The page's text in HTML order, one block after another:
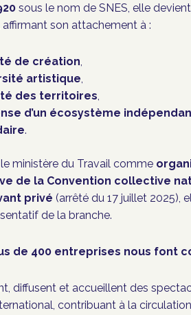
sous le nom de SNES, elle
son attachement à :
de création
artistique
des territoires
d’un écosystème
.
ministère du Travail comme
de la Convention collective
privé (arrêté du 17 juillet 2025),
de la branche.
de 400 entreprises nous font
diffusent et accueillent des
contribuant à la